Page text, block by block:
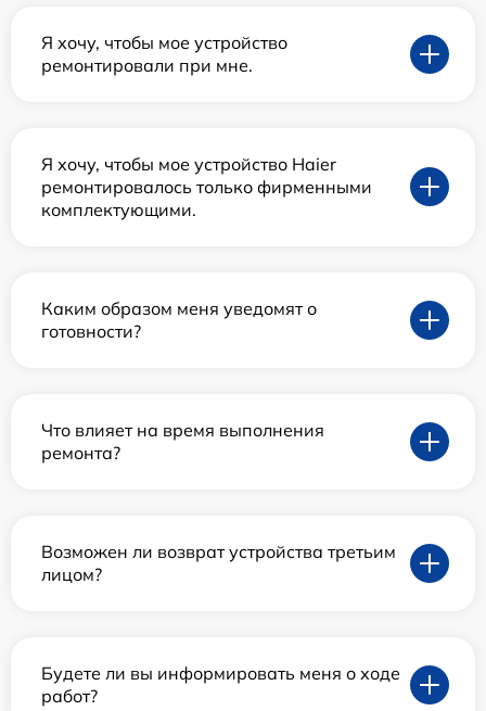
Я хочу, чтобы мое устройство
ремонтировали при мне.
Я хочу, чтобы мое устройство Haier
ремонтировалось только фирменными
комплектующими.
Каким образом меня уведомят о
готовности?
Что влияет на время выполнения
ремонта?
Возможен ли возврат устройства третьим
лицом?
Будете ли вы информировать меня о ходе
работ?